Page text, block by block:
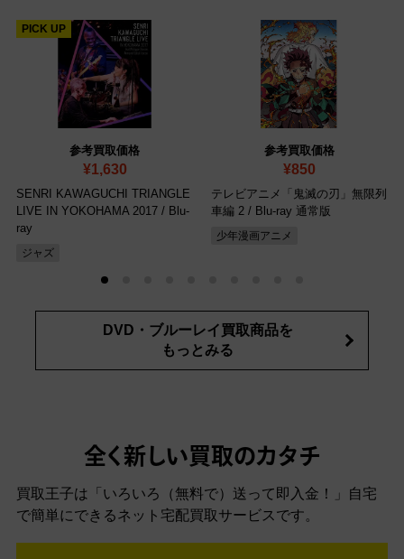
参考買取価格
¥1,630
PICK UP
SENRI KAWAGUCHI TRIANGLE
LIVE IN YOKOHAMA 2017 / Blu-
ray
ジャズ
参考買取価格
¥850
テレビアニメ「鬼滅の刃」無限列
車編 2 / Blu-ray 通常版
少年漫画アニメ
DVD・ブルーレイ買取商品を
もっとみる
全く新しい買取のカタチ
買取王子は「いろいろ（無料で）送って即入金！」自宅
で簡単にできるネット宅配買取サービスです。